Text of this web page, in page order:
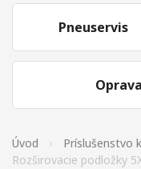
Pneuservis
Úvod Príslušenstvo
Rozširovacie podložky